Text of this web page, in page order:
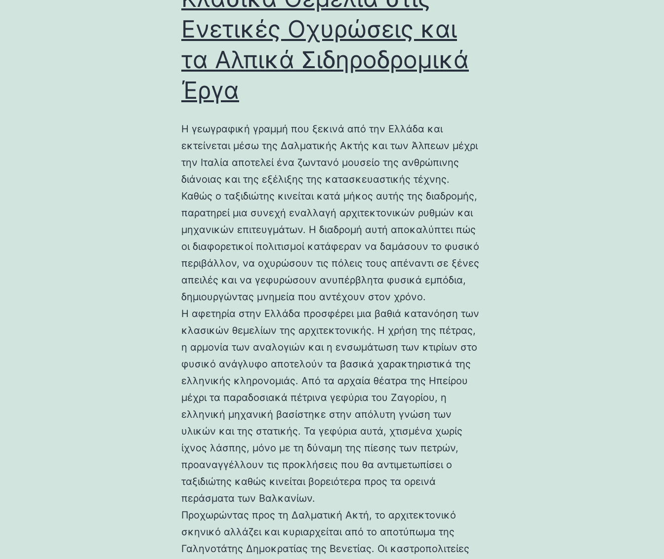
Ενετικές Οχυρώσεις και
τα Αλπικά Σιδηροδρομικά
Έργα
Η γεωγραφική γραμμή που ξεκινά από την Ελλάδα και
εκτείνεται μέσω της Δαλματικής Ακτής και των Άλπεων μέχρι
την Ιταλία αποτελεί ένα ζωντανό μουσείο της ανθρώπινης
διάνοιας και της εξέλιξης της κατασκευαστικής τέχνης.
Καθώς ο ταξιδιώτης κινείται κατά μήκος αυτής της διαδρομής,
παρατηρεί μια συνεχή εναλλαγή αρχιτεκτονικών ρυθμών και
μηχανικών επιτευγμάτων. Η διαδρομή αυτή αποκαλύπτει πώς
οι διαφορετικοί πολιτισμοί κατάφεραν να δαμάσουν το φυσικό
περιβάλλον, να οχυρώσουν τις πόλεις τους απέναντι σε ξένες
απειλές και να γεφυρώσουν ανυπέρβλητα φυσικά εμπόδια,
δημιουργώντας μνημεία που αντέχουν στον χρόνο.
Η αφετηρία στην Ελλάδα προσφέρει μια βαθιά κατανόηση των
κλασικών θεμελίων της αρχιτεκτονικής. Η χρήση της πέτρας,
η αρμονία των αναλογιών και η ενσωμάτωση των κτιρίων στο
φυσικό ανάγλυφο αποτελούν τα βασικά χαρακτηριστικά της
ελληνικής κληρονομιάς. Από τα αρχαία θέατρα της Ηπείρου
μέχρι τα παραδοσιακά πέτρινα γεφύρια του Ζαγορίου, η
ελληνική μηχανική βασίστηκε στην απόλυτη γνώση των
υλικών και της στατικής. Τα γεφύρια αυτά, χτισμένα χωρίς
ίχνος λάσπης, μόνο με τη δύναμη της πίεσης των πετρών,
προαναγγέλλουν τις προκλήσεις που θα αντιμετωπίσει ο
ταξιδιώτης καθώς κινείται βορειότερα προς τα ορεινά
περάσματα των Βαλκανίων.
Προχωρώντας προς τη Δαλματική Ακτή, το αρχιτεκτονικό
σκηνικό αλλάζει και κυριαρχείται από το αποτύπωμα της
Γαληνοτάτης Δημοκρατίας της Βενετίας. Οι καστροπολιτείες